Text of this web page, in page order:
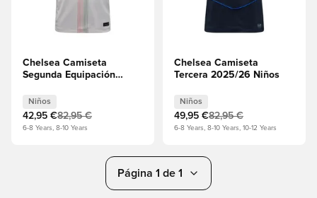
Chelsea Camiseta
Segunda Equipación
Niños
42,95 €82,95 €
6-8 Years, 8-10 Years
Chelsea Camiseta
Tercera 2025/26 Niños
Niños
49,95 €82,95 €
6-8 Years, 8-10 Years, 10-12 Years
Página 1 de 1